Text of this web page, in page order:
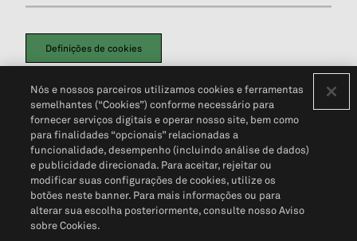
Definições de cookies
Política de PrivacidadePortal de privacidade do cliente (em inglês)
Não Venda Minhas Informações Pessoais© 2026 S&P Global
Nós e nossos parceiros utilizamos cookies e ferramentas
semelhantes (“Cookies”) conforme necessário para
fornecer serviços digitais e operar nosso site, bem como
para finalidades “opcionais” relacionadas a
funcionalidade, desempenho (incluindo análise de dados)
e publicidade direcionada. Para aceitar, rejeitar ou
modificar suas configurações de cookies, utilize os
botões neste banner. Para mais informações ou para
alterar sua escolha posteriormente, consulte nosso Aviso
sobre Cookies.